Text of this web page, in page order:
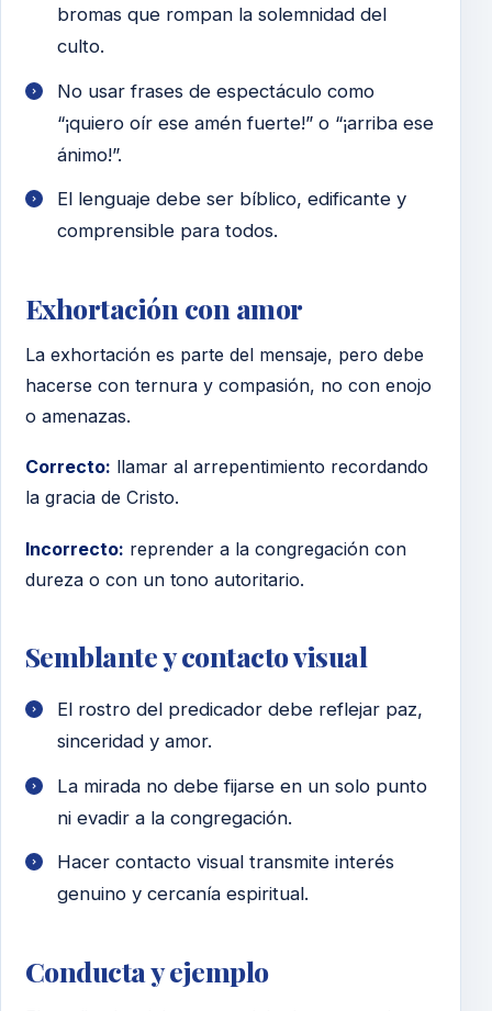
bromas que rompan la solemnidad del
culto.
No usar frases de espectáculo como
“¡quiero oír ese amén fuerte!” o “¡arriba ese
ánimo!”.
El lenguaje debe ser bíblico, edificante y
comprensible para todos.
Exhortación con amor
La exhortación es parte del mensaje, pero debe
hacerse con ternura y compasión, no con enojo
o amenazas.
Correcto: llamar al arrepentimiento recordando
la gracia de Cristo.
Incorrecto: reprender a la congregación con
dureza o con un tono autoritario.
Semblante y contacto visual
El rostro del predicador debe reflejar paz,
sinceridad y amor.
La mirada no debe fijarse en un solo punto
ni evadir a la congregación.
Hacer contacto visual transmite interés
genuino y cercanía espiritual.
Conducta y ejemplo